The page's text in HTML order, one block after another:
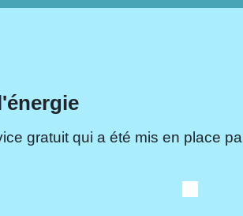
gratuit qui a été mis en place